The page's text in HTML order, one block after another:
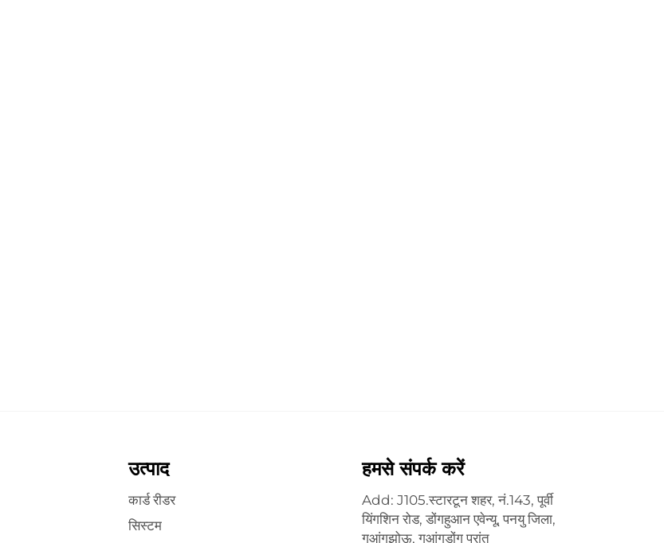
उत्पाद
कार्ड रीडर
सिस्टम
हमसे संपर्क करें
Add: J105.स्टारटून शहर, नं.143, पूर्वी
यिंगशिन रोड, डोंगहुआन एवेन्यू, पनयु जिला,
गुआंगझोऊ, गुआंगडोंग प्रांत